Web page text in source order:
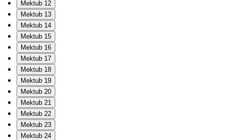
Mektub 12
Mektub 13
Mektub 14
Mektub 15
Mektub 16
Mektub 17
Mektub 18
Mektub 19
Mektub 20
Mektub 21
Mektub 22
Mektub 23
Mektub 24